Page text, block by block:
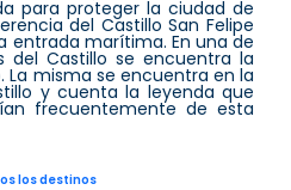
para proteger la ciudad de
del Castillo San Felipe
entrada marítima. En una de
del Castillo se encuentra la
La misma se encuentra en la
y cuenta la leyenda que
frecuentemente de esta
los destinos